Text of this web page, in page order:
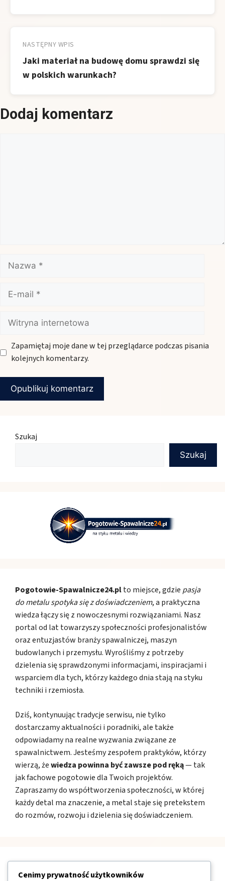
NASTĘPNY WPIS
Jaki materiał na budowę domu sprawdzi się
w polskich warunkach?
Dodaj komentarz
Nazwa
mail
Witryna
internetowa
Zapamiętaj moje dane w tej przeglądarce podczas pisania
kolejnych komentarzy.
Szukaj
Szukaj
Pogotowie-Spawalnicze24.plto miejsce, gdzie pasja
do metalu spotyka się z doświadczeniem, a praktyczna
wiedza łączy się z nowoczesnymi rozwiązaniami. Nasz
portal od lat towarzyszy społeczności profesjonalistów
oraz entuzjastów branży spawalniczej, maszyn
budowlanych i przemysłu. Wyrośliśmy z potrzeby
dzielenia się sprawdzonymi informacjami, inspiracjami i
wsparciem dla tych, którzy każdego dnia stają na styku
techniki i rzemiosła.
Dziś, kontynuując tradycje serwisu, nie tylko
dostarczamy aktualności i poradniki, ale także
odpowiadamy na realne wyzwania związane ze
spawalnictwem. Jesteśmy zespołem praktyków, którzy
wierzą, żewiedza powinna być zawsze pod ręką— tak
jak fachowe pogotowie dla Twoich projektów.
Zapraszamy do współtworzenia społeczności, w której
każdy detal ma znaczenie, a metal staje się pretekstem
do rozmów, rozwoju i dzielenia się doświadczeniem.
Nawigacja
Cenimy prywatność użytkowników